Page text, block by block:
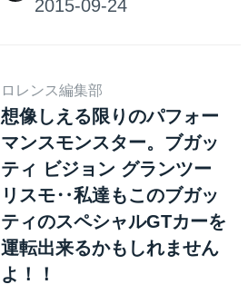
なるような、キュートでハッ
に乗りたい！ まさにキュート
でルンルンなクルマ、シトロ
エンの「カクタスM コンセプ
ト」 フランクフルトモーター
ショー2015で公開された、シ
トロエンのコンセプトモデ
ル、「カクタスM コンセプ
ト」は、まさにルンルンなク
ロレンス編集部
想像しえる限りのパフォー
マンスモンスター。ブガッ
ティ ビジョン グランツー
リスモ‥私達もこのブガッ
ティのスペシャルGTカーを
運転出来るかもしれません
よ！！